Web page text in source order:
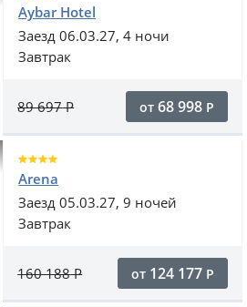
Aybar Hotel
Заезд 06.03.27, 4 ночи
Завтрак
89 697Р от 68 998 Р
Arena
Заезд 05.03.27, 9 ночей
Завтрак
160 188Р от 124 177 Р